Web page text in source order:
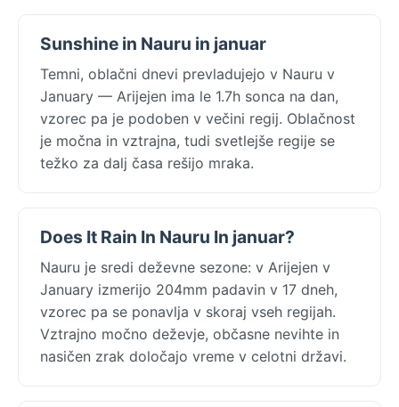
Sunshine in Nauru in januar
Temni, oblačni dnevi prevladujejo v Nauru v
January — Arijejen ima le 1.7h sonca na dan,
vzorec pa je podoben v večini regij. Oblačnost
je močna in vztrajna, tudi svetlejše regije se
težko za dalj časa rešijo mraka.
Does It Rain In Nauru In januar?
Nauru je sredi deževne sezone: v Arijejen v
January izmerijo 204mm padavin v 17 dneh,
vzorec pa se ponavlja v skoraj vseh regijah.
Vztrajno močno deževje, občasne nevihte in
nasičen zrak določajo vreme v celotni državi.